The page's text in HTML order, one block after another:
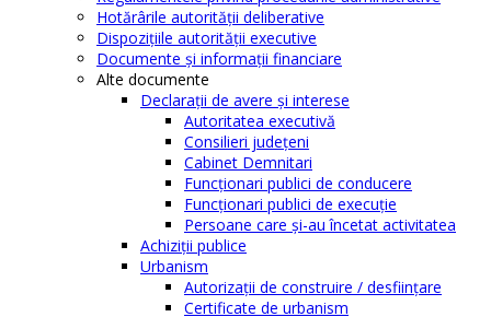
Hotărârile autorităţii deliberative
Dispoziţiile autorităţii executive
Documente şi informaţii financiare
Alte documente
Declaraţii de avere şi interese
Autoritatea executivă
Consilieri judeţeni
Cabinet Demnitari
Funcţionari publici de conducere
Funcționari publici de execuție
Persoane care şi-au încetat activitatea
Achiziţii publice
Urbanism
Autorizații de construire / desființare
Certificate de urbanism